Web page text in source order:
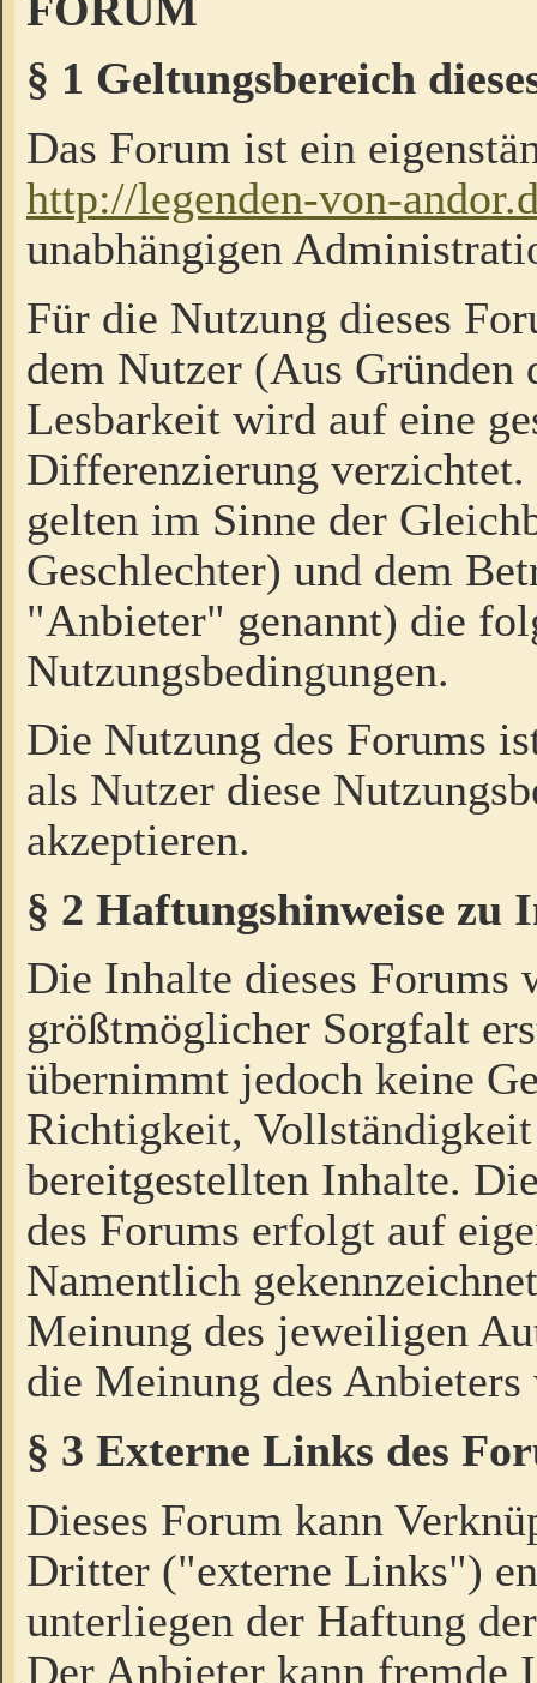
§ 1 Geltungsbereich
Das Forum ist ein
http://legenden-von-
unabhängigen
Für die Nutzung dieses
dem Nutzer (Aus Gründen
Lesbarkeit wird auf eine
Differenzierung
gelten im Sinne der
Geschlechter) und dem
"Anbieter" genannt) die
Nutzungsbedingungen.
Die Nutzung des Forums
als Nutzer diese
akzeptieren.
§ 2 Haftungshinweise zu
Die Inhalte dieses Forums
größtmöglicher Sorgfalt
übernimmt jedoch keine
Richtigkeit,
bereitgestellten Inhalte.
des Forums erfolgt auf
Namentlich
Meinung des jeweiligen
die Meinung des Anbieters
§ 3 Externe Links des
Dieses Forum kann
Dritter ("externe Links")
unterliegen der Haftung
Der Anbieter kann fremde